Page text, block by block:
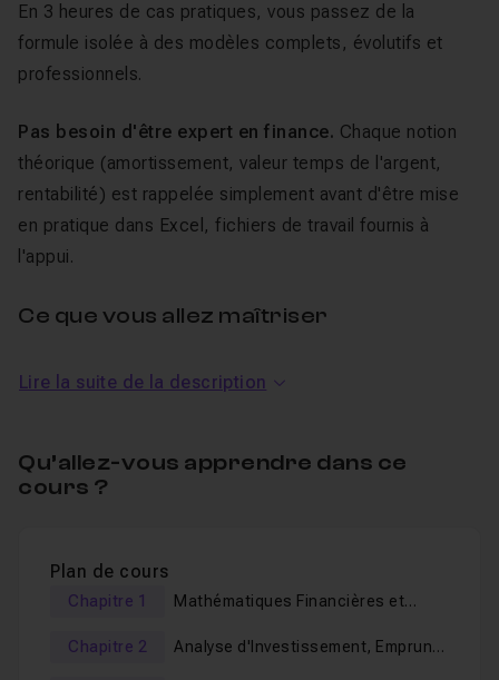
En 3 heures de cas pratiques, vous passez de la
formule isolée à des modèles complets, évolutifs et
professionnels.
Pas besoin d'être expert en finance. Chaque notion
théorique (amortissement, valeur temps de l'argent,
rentabilité) est rappelée simplement avant d'être mise
en pratique dans Excel, fichiers de travail fournis à
l'appui.
Ce que vous allez maîtriser
Mathématiques financières et amortissements :
amortissement linéaire, dégressif, double dégressif,
l'argent (valeur actuelle, valeur capitalisée, capitalisation
à taux variable, fonction NPM).
TRI, du TRI.PAIEMENTS et du TRIM, gestion des
crédits, mensualités (VPM), décomposition des
rendement des obligations.
Lire la suite de la description
Qu’allez-vous apprendre dans ce
cours ?
Plan de cours
Chapitre 1
Mathématiques Financières et
Chapitre 2
Analyse d'Investissement, Emprunts